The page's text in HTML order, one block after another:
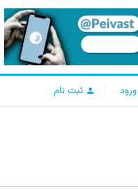
ورود ثبت نام